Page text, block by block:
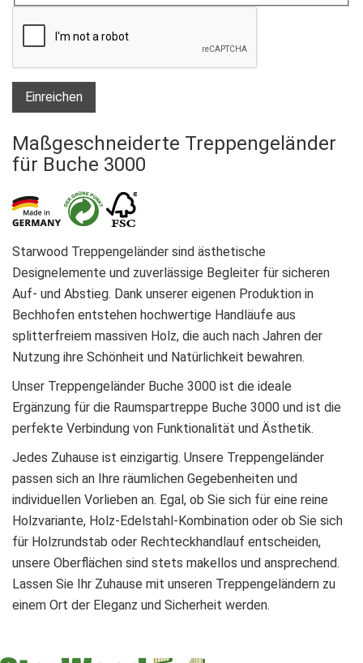
Einreichen
Maßgeschneiderte Treppengeländer
für Buche 3000
Starwood Treppengeländer sind ästhetische
Designelemente und zuverlässige Begleiter für sicheren
Auf- und Abstieg. Dank unserer eigenen Produktion in
Bechhofen entstehen hochwertige Handläufe aus
splitterfreiem massiven Holz, die auch nach Jahren der
Nutzung ihre Schönheit und Natürlichkeit bewahren.
Unser Treppengeländer Buche 3000 ist die ideale
Ergänzung für die Raumspartreppe Buche 3000 und ist die
perfekte Verbindung von Funktionalität und Ästhetik.
Jedes Zuhause ist einzigartig. Unsere Treppengeländer
passen sich an Ihre räumlichen Gegebenheiten und
individuellen Vorlieben an. Egal, ob Sie sich für eine reine
Holzvariante, Holz-Edelstahl-Kombination oder ob Sie sich
für Holzrundstab oder Rechteckhandlauf entscheiden,
unsere Oberflächen sind stets makellos und ansprechend.
Lassen Sie Ihr Zuhause mit unseren Treppengeländern zu
einem Ort der Eleganz und Sicherheit werden.